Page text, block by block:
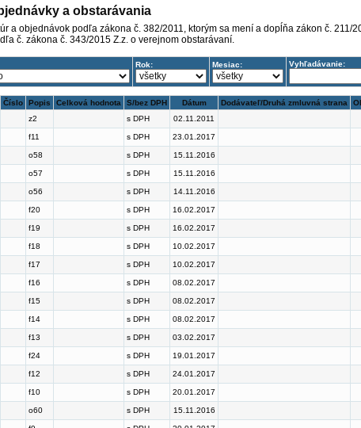
a obstarávania
a objednávok podľa zákona č. 382/2011, ktorým sa mení a dopĺňa zákon č. 211/
č. zákona č. 343/2015 Z.z. o verejnom obstarávaní.
Rok: Mesiac: Vyhľadávanie:
Číslo Popis Celková hodnota S/bez DPH Dátum Dodávateľ/Druhá zmluvná strana
z2 s DPH 02.11.2011
f11 s DPH 23.01.2017
o58 s DPH 15.11.2016
o57 s DPH 15.11.2016
o56 s DPH 14.11.2016
f20 s DPH 16.02.2017
f19 s DPH 16.02.2017
f18 s DPH 10.02.2017
f17 s DPH 10.02.2017
f16 s DPH 08.02.2017
f15 s DPH 08.02.2017
f14 s DPH 08.02.2017
f13 s DPH 03.02.2017
f24 s DPH 19.01.2017
f12 s DPH 24.01.2017
f10 s DPH 20.01.2017
o60 s DPH 15.11.2016